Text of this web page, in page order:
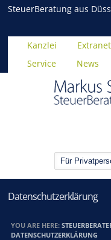
SteuerBeratung aus
Kanzlei Extranet
Service
News
Datenschutzerklärung
YOU ARE HERE:
DATENSCHUTZERKLÄRUNG